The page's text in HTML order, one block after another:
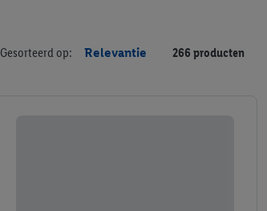
Gesorteerd op: Relevantie 266 producten